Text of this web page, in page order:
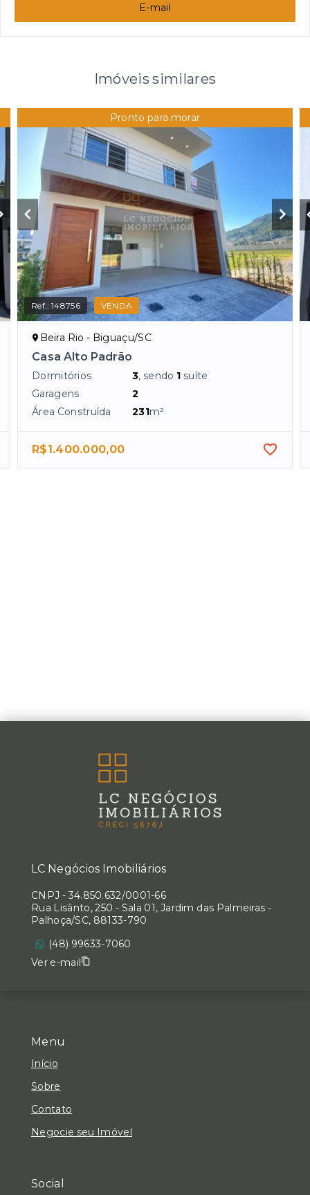
E-mail
Imóveis similares
Pronto para morar
Ref.:148756 VENDA
Beira Rio - Biguaçu/SC
Casa Alto Padrão
Dormitórios 3, sendo 1 suíte
Garagens
2
Área Construída
231m²
R$1.400.000,00
Menu
Início
Sobre
Contato
Negocie seu Imóvel
Social
LC Negócios Imobiliários
CNPJ - 34.850.632/0001-66
Rua Lisânto, 250 - Sala 01, Jardim das Palmeiras -
Palhoça/SC, 88133-790
(48) 99633-7060
Ver e-mail